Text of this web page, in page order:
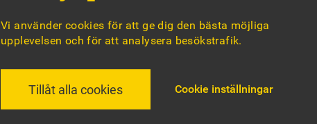
Vi använder cookies för att ge dig den bästa möjliga
upplevelsen och för att analysera besökstrafik.
Tillåt alla cookies Cookie inställningar